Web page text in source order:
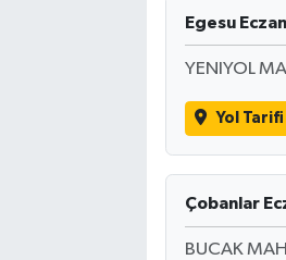
Egesu
YENIYOL
Yol Tarifi
Çobanlar
BUCAK